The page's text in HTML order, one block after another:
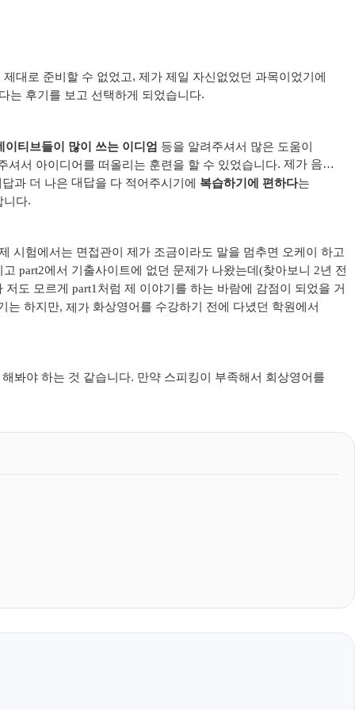
제대로 준비할 수 없었고, 제가 제일 자신없었던 과목이었기에
는 후기를 보고 선택하게 되었습니다.
이티브들이 많이 쓰는 이디엄 등을 알려주셔서 많은 도움이
셔서 아이디어를 떠올리는 훈련을 할 수 있었습니다. 제가 음…
답과 더 나은 대답을 다 적어주시기에 복습하기에 편하다는
니다.
시험에서는 면접관이 제가 조금이라도 말을 멈추면 오케이 하고
part2에서 기출사이트에 없던 문제가 나왔는데(찾아보니 2년 전
도 모르게 part1처럼 제 이야기를 하는 바람에 감점이 되었을 거
는 하지만, 제가 화상영어를 수강하기 전에 다녔던 학원에서
봐야 하는 것 같습니다. 만약 스피킹이 부족해서 회상영어를